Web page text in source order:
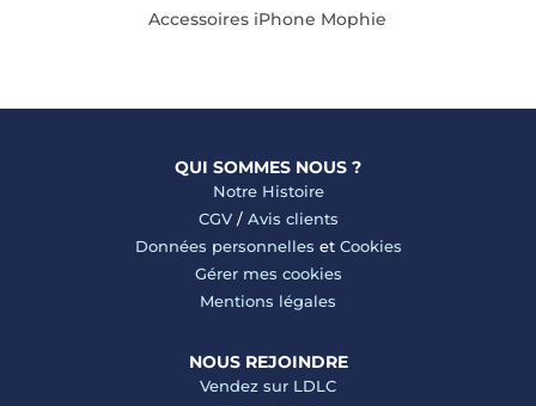
Accessoires iPhone Mophie
QUI SOMMES NOUS ?
Notre Histoire
CGV/ Avis clients
Données personnelles et Cookies
Gérer mes cookies
Mentions légales
NOUS REJOINDRE
Vendez sur LDLC